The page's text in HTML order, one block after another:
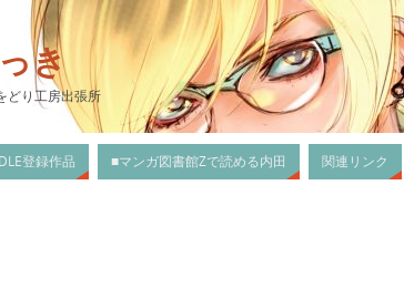
き
どり工房出張所
登録作品 ■マンガ図書館Zで読める内田 関連リンク